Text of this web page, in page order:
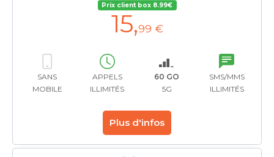
Prix client box 8.99€
15,99 €
SANS
MOBILE
APPELS
ILLIMITÉS
60 GO
5G
SMS/MMS
ILLIMITÉS
Plus d'infos